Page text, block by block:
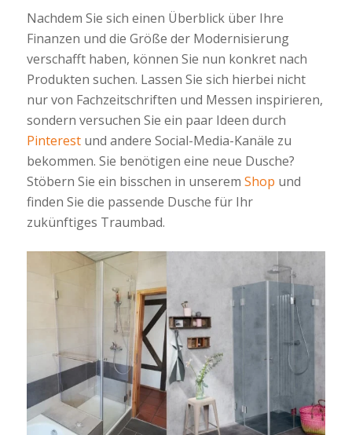
Nachdem Sie sich einen Überblick über Ihre
Finanzen und die Größe der Modernisierung
verschafft haben, können Sie nun konkret nach
Produkten suchen. Lassen Sie sich hierbei nicht
nur von Fachzeitschriften und Messen inspirieren,
sondern versuchen Sie ein paar Ideen durch
Pinterestund andere Social-Media-Kanäle zu
bekommen. Sie benötigen eine neue Dusche?
Stöbern Sie ein bisschen in unserem Shop und
finden Sie die passende Dusche für Ihr
zukünftiges Traumbad.